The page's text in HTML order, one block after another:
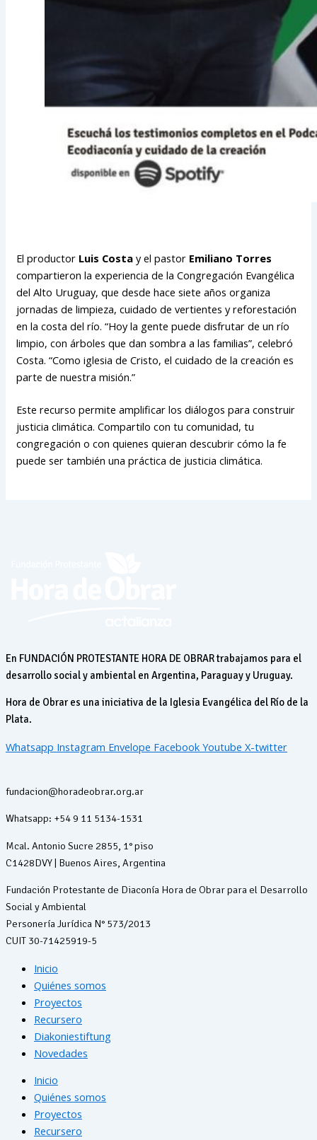
El productor Luis Costay el pastor Emiliano Torres
compartieron la experiencia de la Congregación Evangélica
del Alto Uruguay, que desde hace siete años organiza
jornadas de limpieza, cuidado de vertientes y reforestación
en la costa del río. “Hoy la gente puede disfrutar de un río
limpio, con árboles que dan sombra a las familias”, celebró
Costa. “Como iglesia de Cristo, el cuidado de la creación es
parte de nuestra misión.”
Este recurso permite amplificar los diálogos para construir
justicia climática. Compartilo con tu comunidad, tu
congregación o con quienes quieran descubrir cómo la fe
puede ser también una práctica de justicia climática.
En FUNDACIÓN PROTESTANTE HORA DE OBRAR trabajamos para el
desarrollo social y ambiental en Argentina, Paraguay y Uruguay.
Hora de Obrar es una iniciativa de la Iglesia Evangélica del Río de la
Plata.
Whatsapp Instagram Envelope Facebook Youtube X-twitter
fundacion@horadeobrar.org.ar
Whatsapp: +54 9 11 5134-1531
Mcal. Antonio Sucre 2855, 1° piso
C1428DVY | Buenos Aires, Argentina
Fundación Protestante de Diaconía Hora de Obrar para el Desarrollo
Social y Ambiental
Personería Jurídica N° 573/2013
CUIT 30-71425919-5
Inicio
Quiénes somos
Proyectos
Recursero
Diakoniestiftung
Novedades
Inicio
Quiénes somos
Proyectos
Recursero